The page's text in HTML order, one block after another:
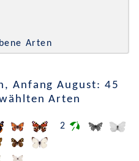
Arten
Anfang August: 45
Arten
2